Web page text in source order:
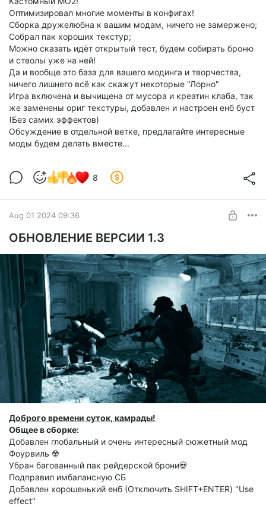
Оптимизировал многие моменты в конфигах!
Сборка дружелюбна к вашим модам, ничего не замержено;
Собрал пак хороших текстур;
Можно сказать идёт открытый тест, будем собирать броню
и стволы уже на ней!
Да и вообще это база для вашего модинга и творчества,
ничего лишнего всё как скажут некоторые "Лорно"
Игра включена и вычищена от мусора и креатин клаба, так
же заменены ориг текстуры, добавлен и настроен енб буст
(Без самих эффектов)
Обсуждение в отдельной ветке, предлагайте интересные
моды будем делать вместе...
8
Aug 01 2024 09:36
ОБНОВЛЕНИЕ ВЕРСИИ 1.3
Доброго времени суток, камрады!
Общее в сборке:
Добавлен глобальный и очень интересный сюжетный мод
Фоурвиль ☢️
Убран багованный пак рейдерской брони💀
Подправил имбалансную СБ
Добавлен хорошенький енб (Отключить SHIFT+ENTER) "Use
effect"